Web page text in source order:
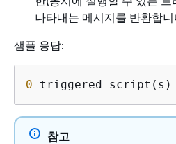
나타내는 메시지를 반환합니
샘플 응답:
0 triggered script(s)
참고